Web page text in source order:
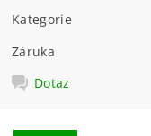
Kategorie
Záruka
Dotaz